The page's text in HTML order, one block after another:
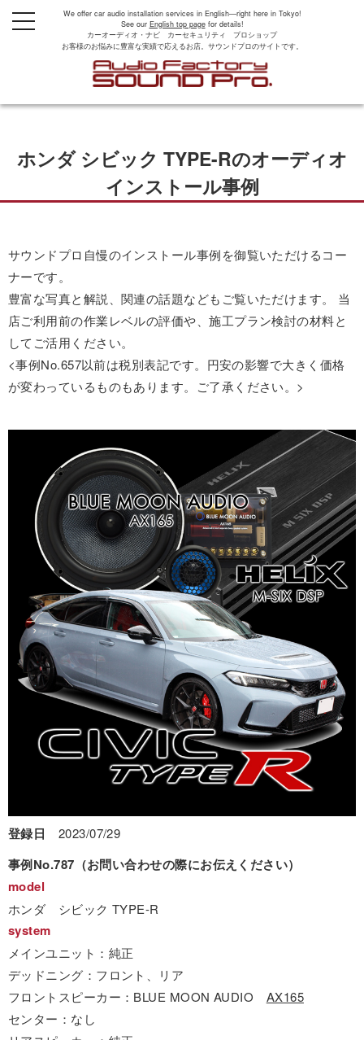
We offer car audio installation services in English—right here in Tokyo!
See our English top pagefor details!
カーオーディオ・ナビ カーセキュリティ プロショップ
お客様のお悩みに豊富な実績で応えるお店。サウンドプロのサイトです。
t
o
a
a
t
n
ホンダ シビック TYPE-Rのオーディオ
インストール事例
サウンドプロ自慢のインストール事例を御覧いただけるコー
ナーです。
豊富な写真と解説、関連の話題などもご覧いただけます。 当
店ご利用前の作業レベルの評価や、施工プラン検討の材料と
してご活用ください。
<事例No.657以前は税別表記です。円安の影響で大きく価格
が変わっているものもあります。ご了承ください。>
登録日 2023/07/29
事例No.787（お問い合わせの際にお伝えください）
model
ホンダ シビック TYPE-R
system
メインユニット：純正
デッドニング：フロント、リア
フロントスピーカー：BLUE MOON AUDIO AX165
センター：なし